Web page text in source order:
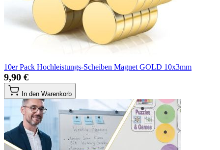
10er Pack Hochleistungs-Scheiben Magnet GOLD 10x3mm
9,90 €
In den Warenkorb